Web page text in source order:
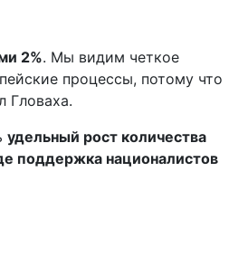
2%. Мы видим четкое
процессы, потому что
Гловаха.
удельный рост количества
поддержка националистов